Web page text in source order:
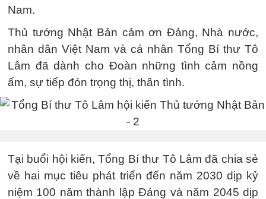
Nam.
Thủ tướng Nhật Bản cảm ơn Đảng, Nhà nước,
nhân dân Việt Nam và cá nhân Tổng Bí thư Tô
Lâm đã dành cho Đoàn những tình cảm nồng
ấm, sự tiếp đón trọng thị, thân tình.
Tại buổi hội kiến, Tổng Bí thư Tô Lâm đã chia sẻ
về hai mục tiêu phát triển đến năm 2030 dịp kỷ
niệm 100 năm thành lập Đảng và năm 2045 dịp